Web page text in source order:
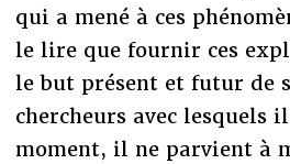
qui a mené à ces
le lire que fournir ces
le but présent et futur de
chercheurs avec lesquels
moment, il ne parvient à